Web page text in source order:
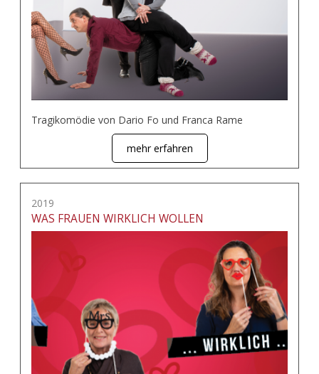
Tragikomödie von Dario Fo und Franca Rame
mehr erfahren
2019
WAS FRAUEN WIRKLICH WOLLEN